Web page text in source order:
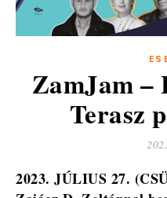
ZamJam
Terasz
2023. JÚLIUS 27.